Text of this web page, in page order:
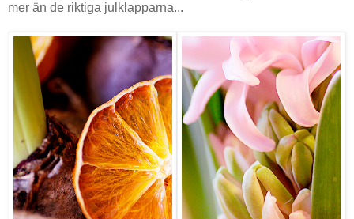
mer än de riktiga julklapparna...